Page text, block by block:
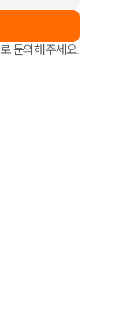
로 문의해주세요.